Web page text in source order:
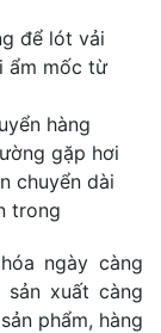
để lót vải
ẩm mốc từ
hàng
gặp hơi
chuyển dài
trong
ngày càng
xuất càng
phẩm, hàng